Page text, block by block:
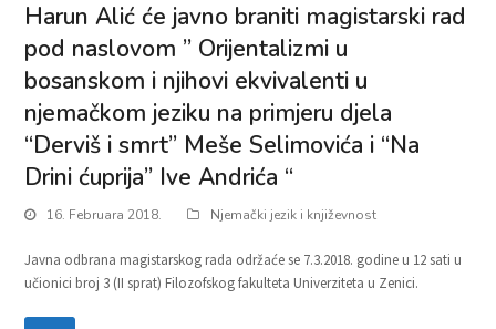
Harun Alić će javno braniti magistarski rad
pod naslovom ” Orijentalizmi u
bosanskom i njihovi ekvivalenti u
njemačkom jeziku na primjeru djela
“Derviš i smrt” Meše Selimovića i “Na
Drini ćuprija” Ive Andrića “
16. Februara 2018. Njemački jezik i književnost
Javna odbrana magistarskog rada održaće se 7.3.2018. godine u 12 sati u
učionici broj 3 (II sprat) Filozofskog fakulteta Univerziteta u Zenici.